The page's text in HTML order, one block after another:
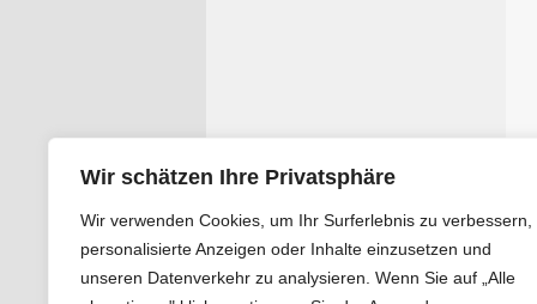
Wir schätzen Ihre Privatsphäre
Wir verwenden Cookies, um Ihr Surferlebnis zu verbessern,
personalisierte Anzeigen oder Inhalte einzusetzen und
unseren Datenverkehr zu analysieren. Wenn Sie auf „Alle